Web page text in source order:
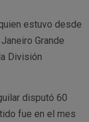
estuvo desde
Grande
División
disputó 60
fue en el mes